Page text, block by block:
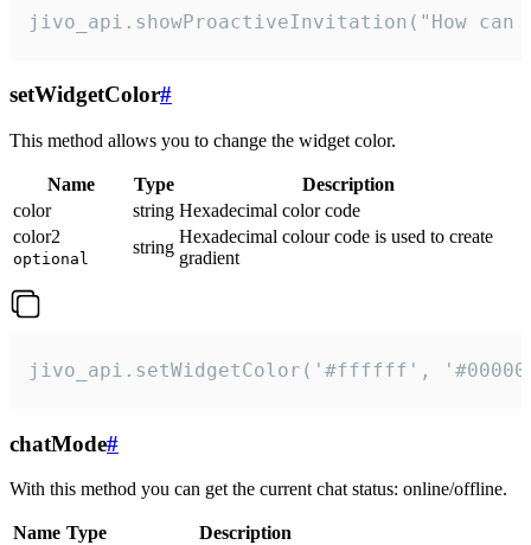
jivo_api.showProactiveInvitation("How
setWidgetColor#
This method allows you to change the widget color.
Name Type
Description
color
string Hexadecimal color code
color2
optional
string
Hexadecimal colour code is used to create
gradient
jivo_api.setWidgetColor('#ffffff',
chatMode#
With this method you can get the current chat status: online/offline.
Name Type
Description